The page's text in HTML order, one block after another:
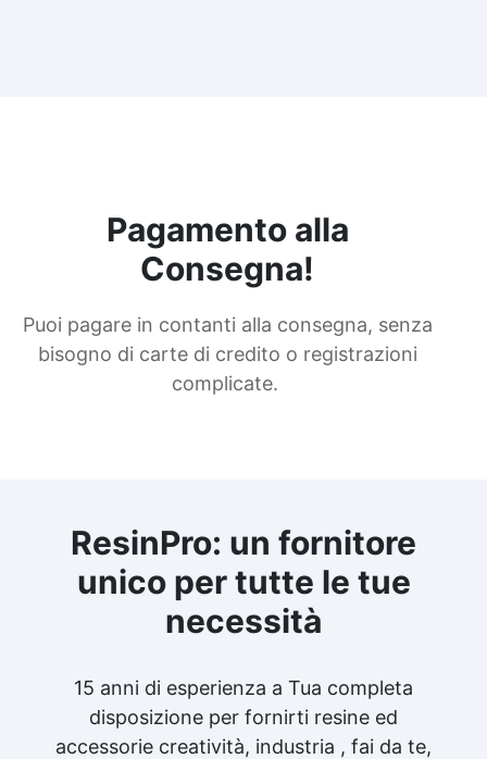
Pagamento alla
Consegna!
Puoi pagare in contanti alla consegna, senza
bisogno di carte di credito o registrazioni
complicate.
ResinPro: un fornitore
unico per tutte le tue
necessità
15 anni di esperienza a Tua completa
disposizione per fornirti resine ed
accessorie creatività, industria , fai da te,